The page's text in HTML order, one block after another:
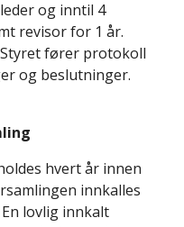
og inntil 4
revisor for 1 år.
fører protokoll
og beslutninger.
hvert år innen
innkalles
lovlig innkalt